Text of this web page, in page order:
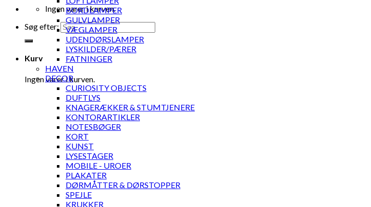
Ingen varer i kurven.
Søg efter:
Kurv
Ingen varer i kurven.
BORDLAMPER
GULVLAMPER
VÆGLAMPER
UDENDØRSLAMPER
LYSKILDER/PÆRER
FATNINGER
HAVEN
DECOR
CURIOSITY OBJECTS
DUFTLYS
KNAGERÆKKER & STUMTJENERE
KONTORARTIKLER
NOTESBØGER
KORT
KUNST
LYSESTAGER
MOBILE - UROER
PLAKATER
DØRMÅTTER & DØRSTOPPER
SPEJLE
KRUKKER